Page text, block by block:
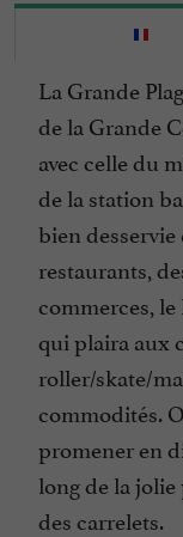
La Grande
de la Grande
avec celle du
de la station
bien
restaurants,
commerces,
qui plaira aux
roller/skate/
commodités.
promener en
long de la
des carrelets.